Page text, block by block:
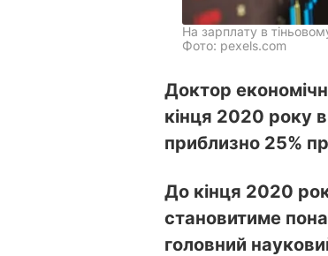
На зарплату в
Фото: pexels.com
Доктор
кінця 2020 року
приблизно 25%
До кінця 2020
становитиме
головний